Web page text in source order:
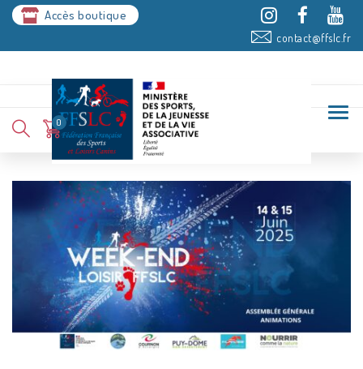
Accès boutique
contact@ffslc.fr
0